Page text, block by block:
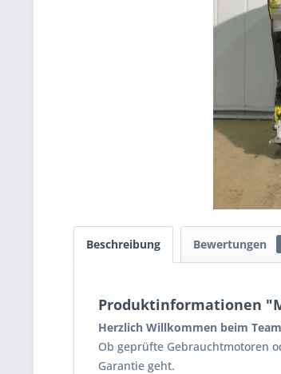
Beschreibung Bewertungen
Produktinformationen
Herzlich Willkommen beim
Ob geprüfte Gebrauchtmotoren
Garantie geht.